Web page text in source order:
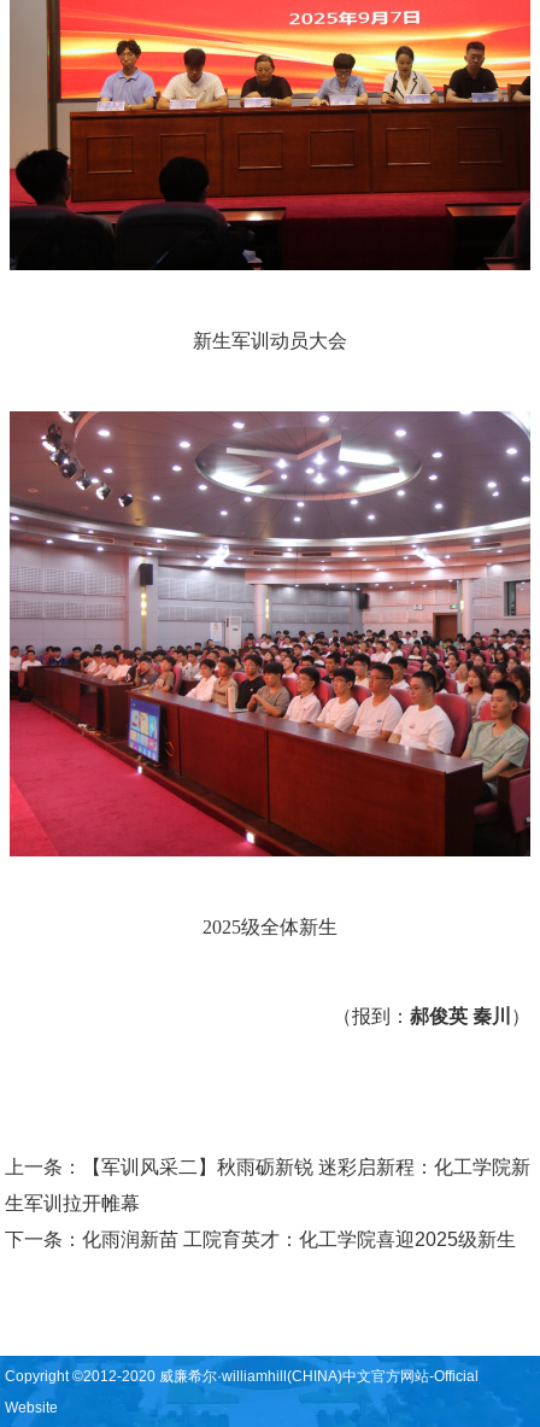
新生军训动员大会
2025级全体新生
（报到： 郝俊英 秦川 ）
上一条：
【军训风采二】秋雨砺新锐 迷彩启新程：化工学院新
生军训拉开帷幕
下一条：化雨润新苗 工院育英才：化工学院喜迎2025级新生
Copyright ©2012-2020 威廉希尔·williamhill(CHINA)中文官方网站-Official
Website